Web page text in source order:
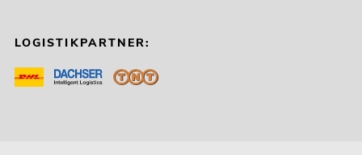
LOGISTIKPARTNER: